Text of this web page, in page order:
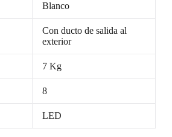
Blanco
Con ducto de salida al
exterior
7 Kg
8
LED